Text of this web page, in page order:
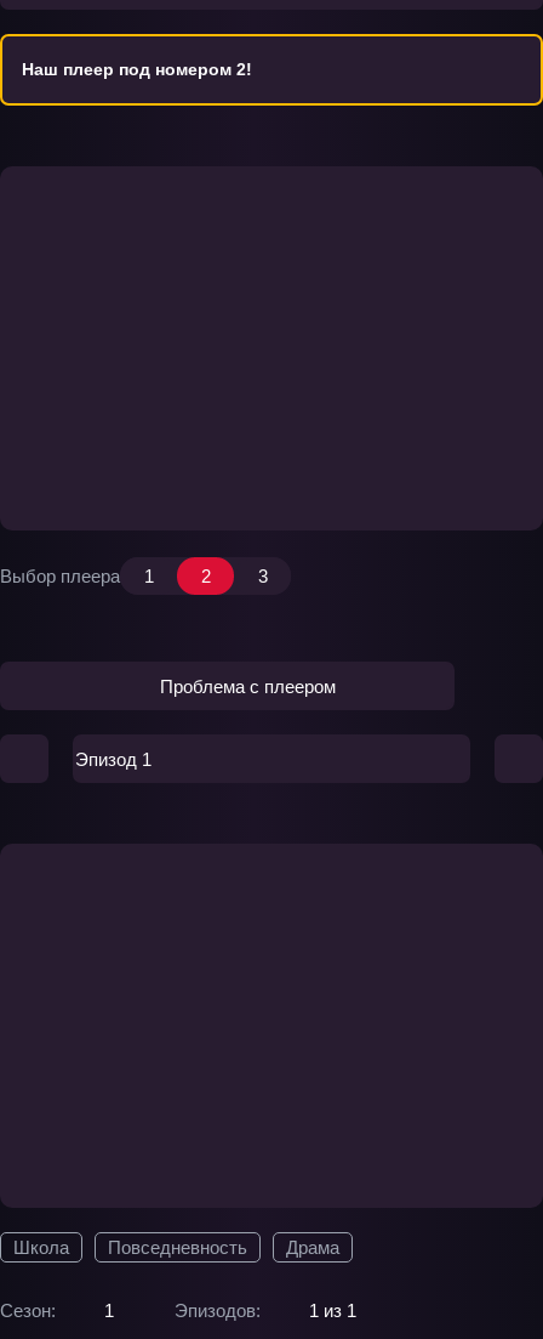
Школа Повседневность Драма
Сезон: 1 Эпизодов: 1 из 1
Наш плеер под номером 2!
Выбор плеера 1 2 3
Проблема с плеером
Эпизод 1